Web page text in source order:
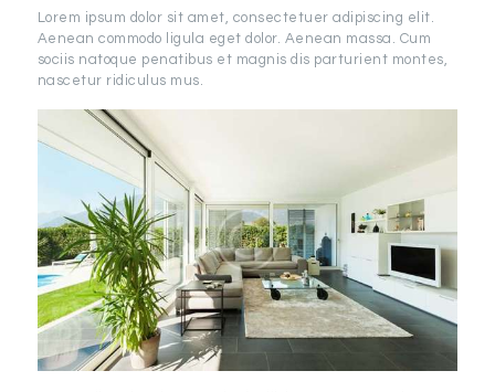
Lorem ipsum dolor sit amet, consectetuer adipiscing elit.
Aenean commodo ligula eget dolor. Aenean massa. Cum
sociis natoque penatibus et magnis dis parturient montes,
nascetur ridiculus mus.